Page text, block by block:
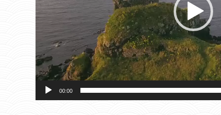
00:00